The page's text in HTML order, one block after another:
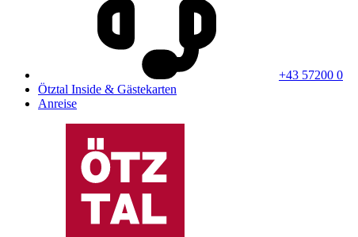
+43 57200 0
Ötztal Inside & Gästekarten
Anreise